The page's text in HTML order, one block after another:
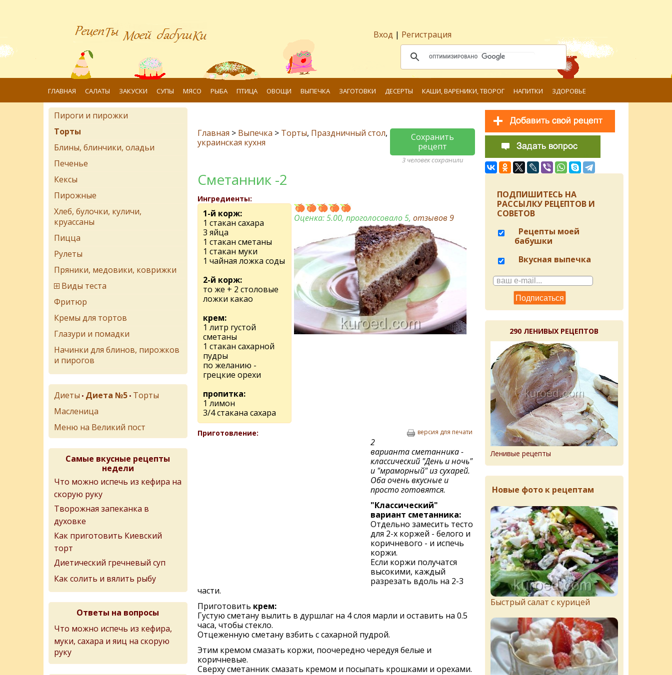
Вход | Регистрация
ГЛАВНАЯ САЛАТЫ ЗАКУСКИ СУПЫ МЯСО РЫБА ПТИЦА ОВОЩИ ВЫПЕЧКА ЗАГОТОВКИ ДЕСЕРТЫ КАШИ, ВАРЕНИКИ, ТВОРОГ НАПИТКИ ЗДОРОВЬЕ
Главная > Выпечка > Торты, Праздничный стол,
украинская кухня
Сохранить
рецепт
3 человек сохранили
Сметанник -2
Ингредиенты:
1-й корж:
1 стакан сахара
3 яйца
1 стакан сметаны
1 стакан муки
1 чайная ложка соды
2-й корж:
то же + 2 столовые
ложки какао
крем:
1 литр густой
сметаны
1 стакан сахарной
пудры
по желанию -
грецкие орехи
пропитка:
1 лимон
3/4 стакана сахара
Оценка:5.00, проголосовало 5,отзывов9
Приготовление: версия для печати
2
варианта сметанника -
классический "День и ночь"
и "мраморный" из сухарей.
Оба очень вкусные и
просто готовятся.
"Классический"
вариант сметанника:
Отдельно замесить тесто
для 2-х коржей - белого и
коричневого - и испечь
коржи.
Если коржи получатся
высокими, каждый
разрезать вдоль на 2-3
части.
Приготовить крем:
Густую сметану вылить в дуршлаг на 4 слоя марли и оставить на 0.5
часа, чтобы стекло.
Отцеженную сметану взбить с сахарной пудрой.
Этим кремом смазать коржи, поочередно чередуя белые и
коричневые.
Сверху сметанник смазать кремом и посыпать крошками и орехами.
Пироги и пирожки
Торты
Блины, блинчики, оладьи
Печенье
Кексы
Пирожные
Хлеб, булочки, куличи,
круассаны
Пицца
Рулеты
Пряники, медовики, коврижки
Виды теста
Фритюр
Кремы для тортов
Глазури и помадки
Начинки для блинов, пирожков
и пирогов
Диеты • Диета №5 • Торты
Масленица
Меню на Великий пост
Самые вкусные рецепты
недели
Что можно испечь из кефира на
скорую руку
Творожная запеканка в
духовке
Как приготовить Киевский
торт
Диетический гречневый суп
Как солить и вялить рыбу
Ответы на вопросы
Что можно испечь из кефира,
муки, сахара и яиц на скорую
руку
ПОДПИШИТЕСЬ НА
РАССЫЛКУ РЕЦЕПТОВ И
СОВЕТОВ
Рецепты моей
бабушки
Вкусная выпечка
290 ЛЕНИВЫХ РЕЦЕПТОВ
Ленивые рецепты
Новые фото к рецептам
Быстрый салат с курицей